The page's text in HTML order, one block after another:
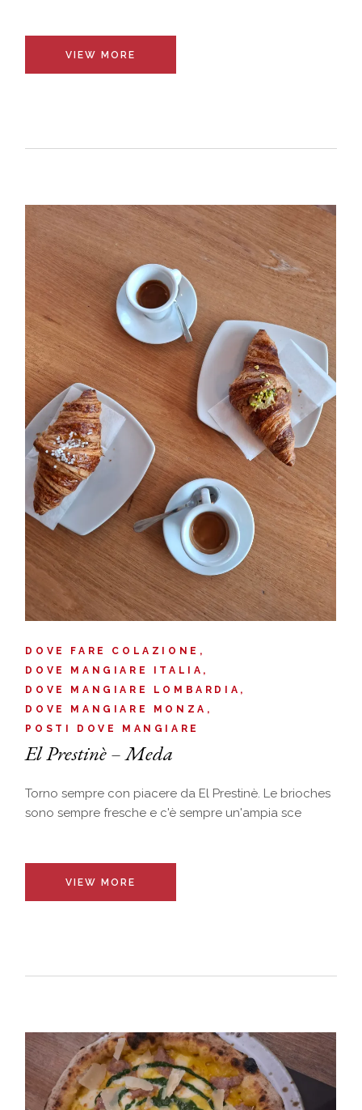
VIEW MORE
DOVE FARE COLAZIONE
DOVE MANGIARE ITALIA
DOVE MANGIARE LOMBARDIA
DOVE MANGIARE MONZA
POSTI DOVE MANGIARE
El Prestinè – Meda
Torno sempre con piacere da El Prestinè. Le brioches
sono sempre fresche e c'è sempre un'ampia sce
VIEW MORE